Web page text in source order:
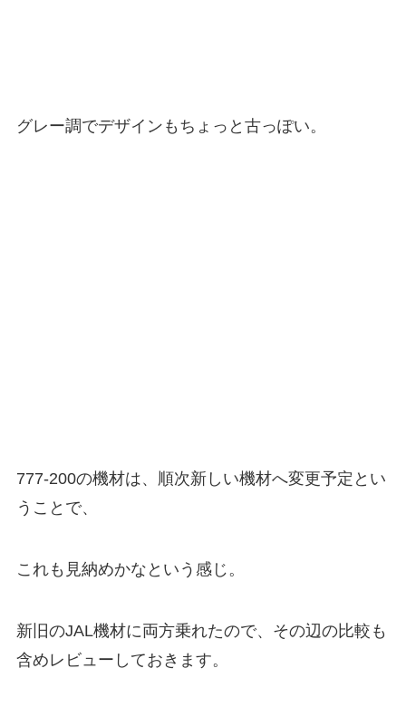
グレー調でデザインもちょっと古っぽい。
777-200の機材は、順次新しい機材へ変更予定とい
うことで、
これも見納めかなという感じ。
新旧のJAL機材に両方乗れたので、その辺の比較も
含めレビューしておきます。